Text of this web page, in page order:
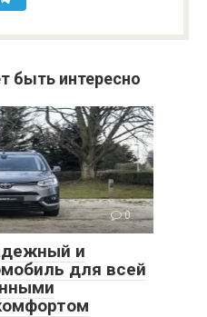
быть интересно
0
и
для всей